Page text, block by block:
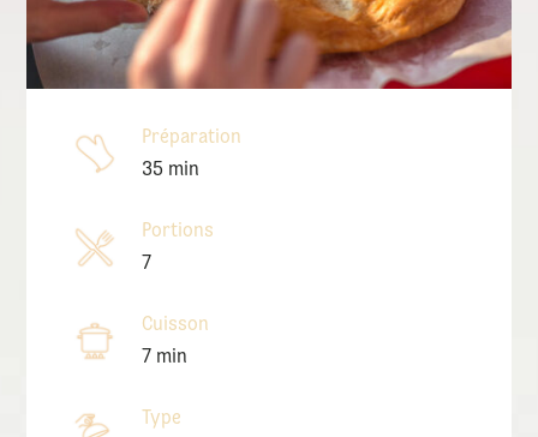
Préparation
35 min
Portions
7
Cuisson
7 min
Type